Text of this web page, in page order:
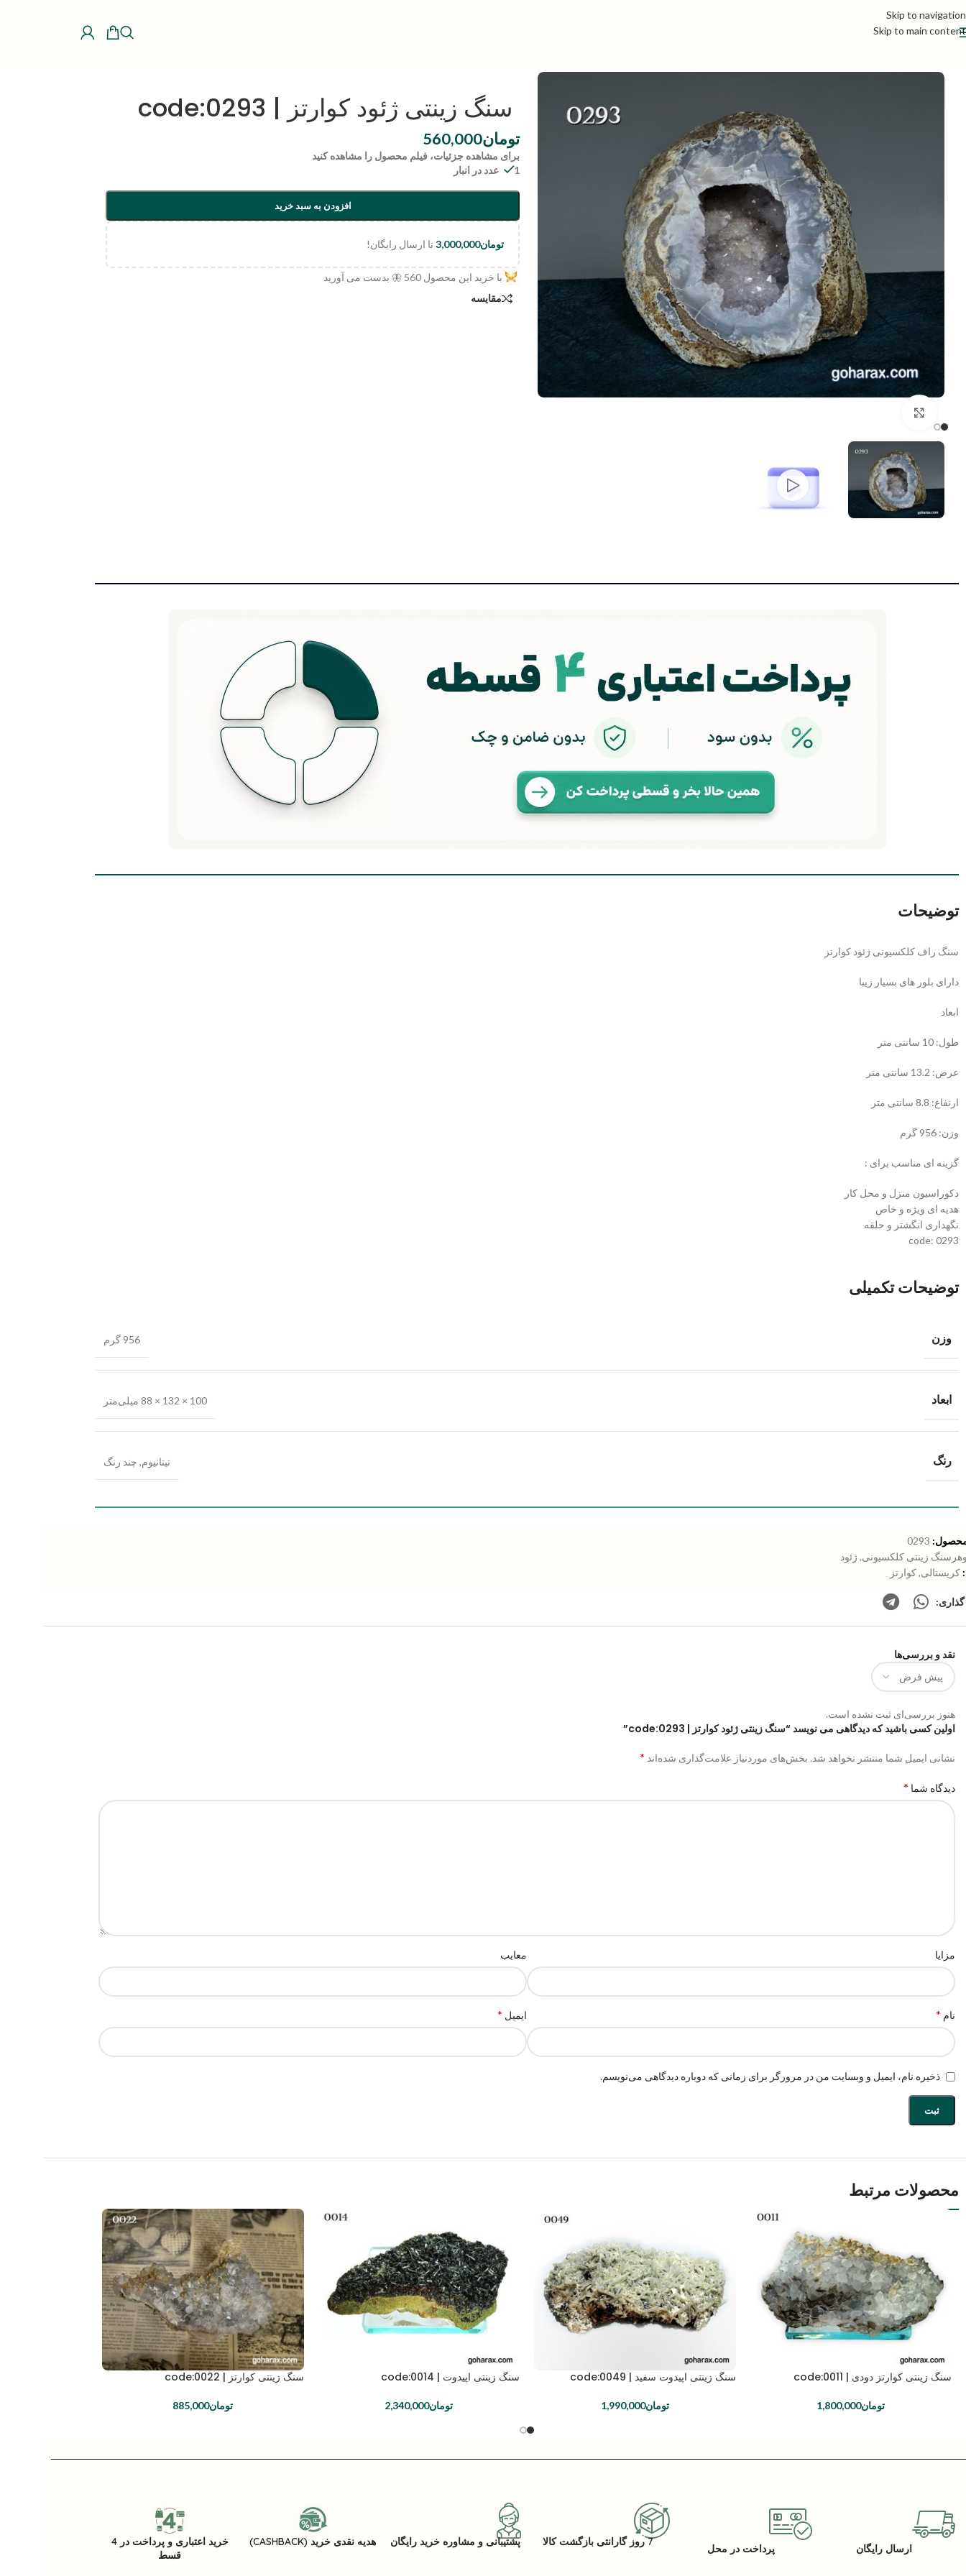
Skip to navigation
Skip to main content
سنگ زینتی ژئود کوارتز | code:0293
تومان560,000
برای مشاهده جزئیات، فیلم محصول را مشاهده کنید
1 عدد در انبار
افزودن به سبد خرید
تومان3,000,000تا ارسال رایگان!
با خرید این محصول 560 🦋 بدست می آورید
مقایسه
توضیحات
سنگ راف کلکسیونی ژئود کوارتز
دارای بلور های بسیار زیبا
ابعاد
طول: 10 سانتی متر
عرض: 13.2 سانتی متر
ارتفاع: 8.8 سانتی متر
وزن: 956 گرم
گزینه ای مناسب برای :
دکوراسیون منزل و محل کار
هدیه ای ویژه و خاص
نگهداری انگشتر و حلقه
code: 0293
توضیحات تکمیلی
وزن 956 گرم
ابعاد 100 × 132 × 88 میلی‌متر
رنگ تیتانیوم, چند رنگ
0293
زینتی کلکسیونی, ژئود
کریستالی,کوارتز
نقد و بررسی‌ها
هنوز بررسی‌ای ثبت نشده است.
اولین کسی باشید که دیدگاهی می نویسد “سنگ زینتی ژئود کوارتز | code:0293”
نشانی ایمیل شما منتشر نخواهد شد. بخش‌های موردنیاز علامت‌گذاری شده‌اند *
دیدگاه شما *
مزایا معایب
نام * ایمیل *
ذخیره نام، ایمیل و وبسایت من در مرورگر برای زمانی که دوباره دیدگاهی می‌نویسم.
محصولات مرتبط
سنگ زینتی کوارتز دودی | code:0011
تومان1,800,000
سنگ زینتی اپیدوت سفید | code:0049
تومان1,990,000
سنگ زینتی اپیدوت | code:0014
تومان2,340,000
سنگ زینتی کوارتز | code:0022
تومان885,000
ارسال رایگان پرداخت در محل
7 روز گارانتی بازگشت کالا پشتیبانی و مشاوره خرید رایگان هدیه نقدی خرید (CASHBACK)
خرید اعتباری و پرداخت در 4
قسط